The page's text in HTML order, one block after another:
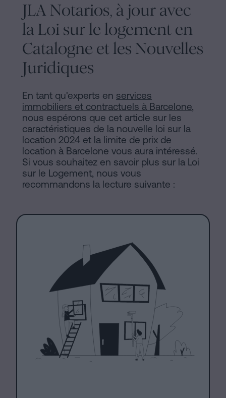
JLA Notarios, à jour avec
la Loi sur le logement en
Catalogne et les Nouvelles
Juridiques
En tant qu'experts en services
immobiliers et contractuels à Barcelone,
nous espérons que cet article sur les
caractéristiques de la nouvelle loi sur la
location 2024 et la limite de prix de
location à Barcelone vous aura intéressé.
Si vous souhaitez en savoir plus sur la Loi
sur le Logement, nous vous
recommandons la lecture suivante :